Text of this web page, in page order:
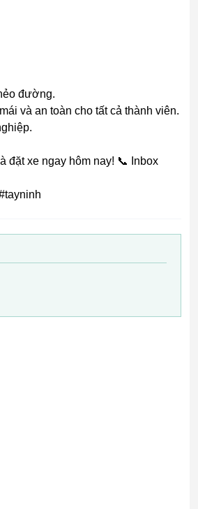
đường.
và an toàn cho tất cả thành viên.
đặt xe ngay hôm nay! 📞 Inbox